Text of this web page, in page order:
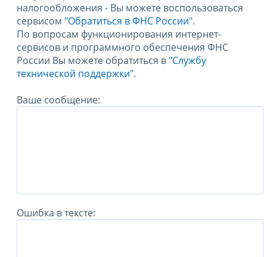
налогообложения - Вы можете воспользоваться
сервисом "Обратиться в ФНС России".
По вопросам функционирования интернет-
сервисов и программного обеспечения ФНС
России Вы можете обратиться в "Службу
технической поддержки".
Ваше сообщение:
Ошибка в тексте: